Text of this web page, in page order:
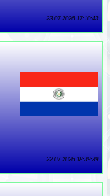
23 07 2026 17:10:43
22 07 2026 18:39:39